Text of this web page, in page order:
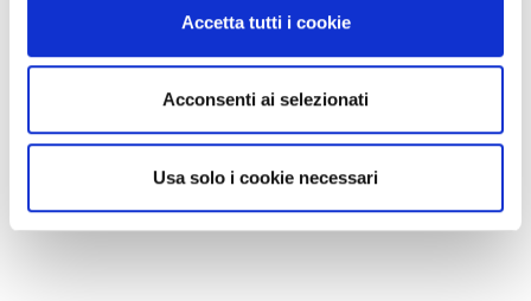
Accetta tutti i cookie
Acconsenti ai selezionati
Usa solo i cookie necessari